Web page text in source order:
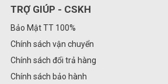
TRỢ GIÚP - CSKH
Bảo Mật TT 100%
Chính sách vận chuyển
Chính sách đổi trả hàng
Chính sách bảo hành